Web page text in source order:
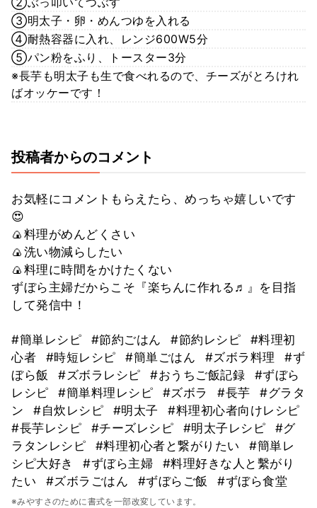
③明太子・卵・めんつゆを入れる
④耐熱容器に入れ、レンジ600W5分
⑤パン粉をふり、トースター3分
※長芋も明太子も生で食べれるので、チーズがとろけれ
ばオッケーです！
投稿者からのコメント
お気軽にコメントもらえたら、めっちゃ嬉しいです
😍
🍙料理がめんどくさい
🍙洗い物減らしたい
🍙料理に時間をかけたくない
ずぼら主婦だからこそ『楽ちんに作れる♬』を目指
して発信中！
#簡単レシピ #節約ごはん #節約レシピ
#料理初
心者
#時短レシピ #簡単ごはん #ズボラ料理
#ず
ぼら飯
#ズボラレシピ #おうちご飯記録
#ずぼら
レシピ
#簡単料理レシピ #ズボラ #長芋
#グラタ
ン
#自炊レシピ #明太子
#料理初心者向けレシピ
#長芋レシピ
#チーズレシピ #明太子レシピ
#グ
ラタンレシピ
#料理初心者と繋がりたい
#簡単レ
シピ大好き
#ずぼら主婦
#料理好きな人と繫がり
たい
#ズボラごはん #ずぼらご飯 #ずぼら食堂
※みやすさのために書式を一部改変しています。